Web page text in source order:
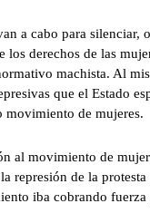
a cabo para
derechos de las
machista. Al
que el Estado
movimiento de mujeres.
al movimiento de
de la protesta
iba cobrando